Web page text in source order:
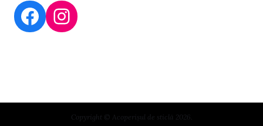
Copyright © Acoperișul de sticlă 2026.